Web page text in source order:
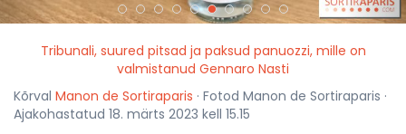
Tribunali, suured pitsad ja paksud panuozzi, mille on
valmistanud Gennaro Nasti
Kõrval Manon de Sortiraparis · Fotod Manon de Sortiraparis ·
Ajakohastatud 18. märts 2023 kell 15.15